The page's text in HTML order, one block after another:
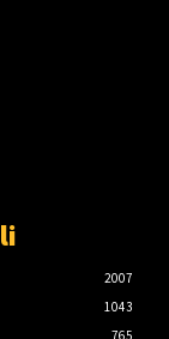
2007
1043
765